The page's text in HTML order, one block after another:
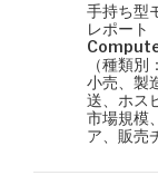
手持ち型
レポー
（種類
小売、製
送、ホス
市場規模
ア、販売